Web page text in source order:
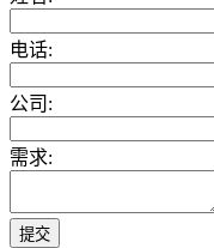
电话:
公司:
需求:
提交